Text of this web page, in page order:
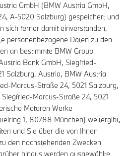
GmbH (BMW Austria GmbH,
A-5020 Salzburg) gespeichert und
sich ferner damit einverstanden,
personenbezogene Daten zu den
an bestimmte BMW Group
Bank GmbH, Siegfried-
Salzburg, Austria, BMW Austria
Marcus-Straße 24, 5021 Salzburg,
Marcus-Straße 24, 5021
Motoren Werke
1, 80788 München) weitergibt,
und Sie über die von Ihnen
den nachstehenden Zwecken
hinaus werden ausgewählte